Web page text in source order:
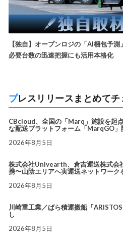
【独自】オープンロジの「AI梱包予測
必要台数の迅速把握にも活用本格化
プレスリリースまとめて
CBcloud、全国の「Marq」施設を起
な配送プラットフォーム「MarqGO」
2026年8月5日
株式会社Univearth、倉吉運送株式会
携〜山陰エリアへ実運送ネットワーク
2026年8月5日
川崎重工業／ばら積運搬船「
し
2026年8月5日